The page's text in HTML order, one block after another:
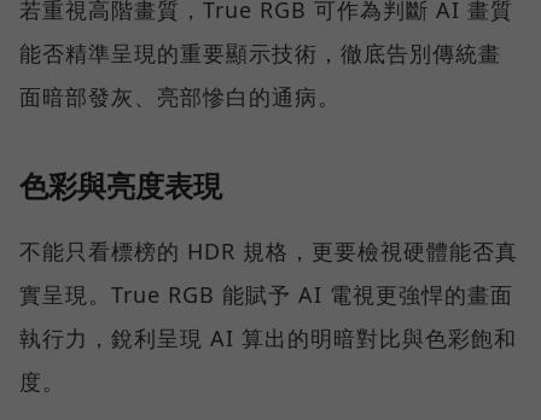
若重視高階畫質，True RGB 可作為判斷 AI 畫質
能否精準呈現的重要顯示技術，徹底告別傳統畫
面暗部發灰、亮部慘白的通病。
色彩與亮度表現
不能只看標榜的 HDR 規格，更要檢視硬體能否真
實呈現。True RGB 能賦予 AI 電視更強悍的畫面
執行力，銳利呈現 AI 算出的明暗對比與色彩飽和
度。